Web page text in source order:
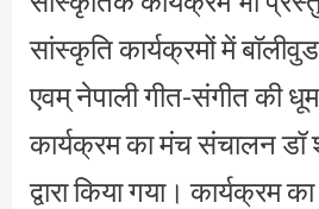
सांस्कृति कार्यक्रमों में
एवम् नेपाली गीत-संगीत की धूम
कार्यक्रम का मंच संचालन डॉ
द्वारा किया गया। कार्यक्रम